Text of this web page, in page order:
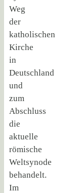
Weg
der
katholischen
Kirche
in
Deutschland
und
zum
Abschluss
die
aktuelle
römische
Weltsynode
behandelt.
Im